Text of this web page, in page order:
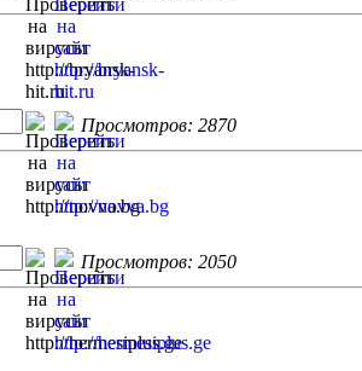
Просмотров: 2870
Просмотров: 2050